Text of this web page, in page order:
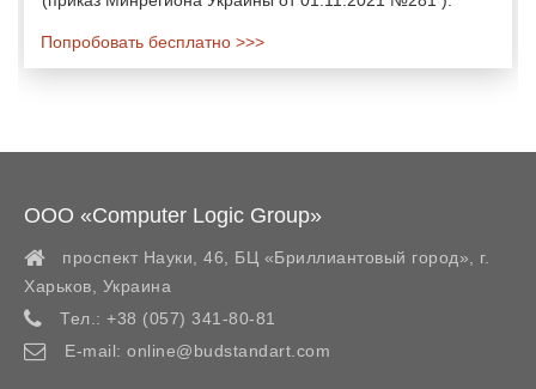
Попробовать бесплатно >>>
ООО «Computer Logic Group»
проспект Науки, 46, БЦ «Бриллиантовый город»,
г.
Харьков
Украина
Тел.: +38 (057) 341-80-81
E-mail: online@budstandart.com